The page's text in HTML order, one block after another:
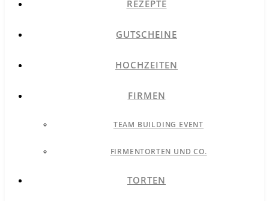
REZEPTE
GUTSCHEINE
HOCHZEITEN
FIRMEN
TEAM BUILDING EVENT
FIRMENTORTEN UND CO.
TORTEN